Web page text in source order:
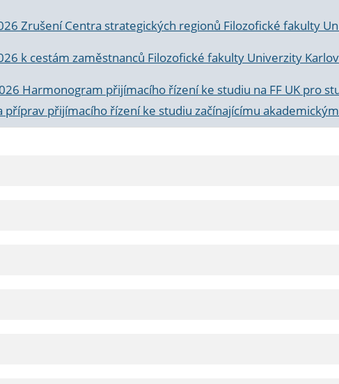
Zrušení Centra strategických regionů Filozofické fakulty
k cestám zaměstnanců Filozofické fakulty Univerzity
Harmonogram přijímacího řízení ke studiu na FF UK pro
příprav přijímacího řízení ke studiu začínajícímu